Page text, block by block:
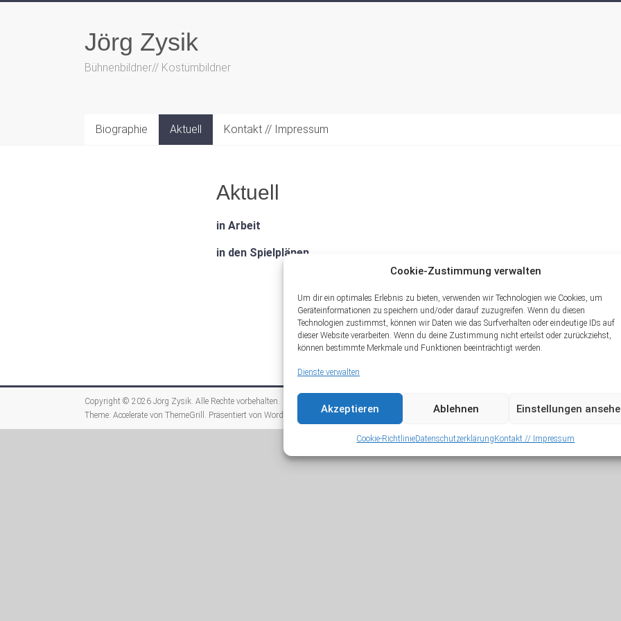
Cookie-Zustimmung verwalten
Um dir ein optimales Erlebnis zu bieten, verwenden wir Technologien wie Cookies, um
Geräteinformationen zu speichern und/oder darauf zuzugreifen. Wenn du diesen
Technologien zustimmst, können wir Daten wie das Surfverhalten oder eindeutige IDs auf
dieser Website verarbeiten. Wenn du deine Zustimmung nicht erteilst oder zurückziehst,
können bestimmte Merkmale und Funktionen beeinträchtigt werden.
Dienste verwalten
Akzeptieren Ablehnen Einstellungen
Cookie-RichtlinieDatenschutzerklärung Kontakt // Impressum
Jörg Zysik
Bühnenbildner// Kostümbildner
Biographie Aktuell Kontakt // Impressum
Aktuell
in Arbeit
in den Spielplänen
Startseite
Copyright © 2026 Jörg Zysik. Alle Rechte vorbehalten.
Theme: Accelerate von ThemeGrill. Präsentiert von WordPress